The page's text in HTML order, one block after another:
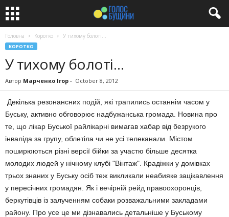
Головна Коротко У тихому болоті…
КОРОТКО
У тихому болоті…
Автор Марченко Ігор - October 8, 2012
Декілька резонансних подій, які трапились останнім часом у
Буську, активно обговорює надбужанська громада. Новина про
те, що лікар Буської райлікарні вимагав хабар від безрукого
інваліда за групу, облетіла чи не усі телеканали. Містом
поширюються різні версії бійки за участю більше десятка
молодих людей у нічному клубі "Вінтаж". Крадіжки у домівках
трьох знаних у Буську осіб теж викликали неабияке зацікавлення
у пересічних громадян. Як і вечірній рейд правоохоронців,
беркутівців із залученням собаки розважальними закладами
району. Про усе це ми дізнавались детальніше у Буському